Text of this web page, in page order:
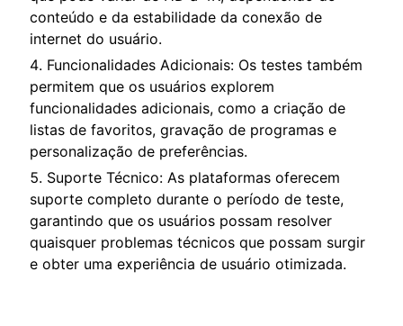
conteúdo e da estabilidade da conexão de
internet do usuário.
Funcionalidades Adicionais: Os testes também
permitem que os usuários explorem
funcionalidades adicionais, como a criação de
listas de favoritos, gravação de programas e
personalização de preferências.
Suporte Técnico: As plataformas oferecem
suporte completo durante o período de teste,
garantindo que os usuários possam resolver
quaisquer problemas técnicos que possam surgir
e obter uma experiência de usuário otimizada.